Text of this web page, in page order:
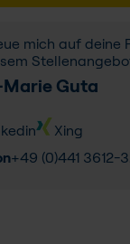
mich auf deine
Marie Guta
Xing
+49 (0)441 3612-